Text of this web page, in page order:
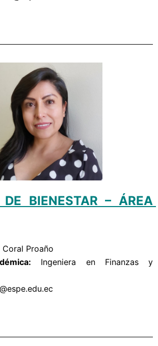
BIENESTAR – ÁREA
Coral Proaño
Ingeniera en Finanzas y
@espe.edu.ec